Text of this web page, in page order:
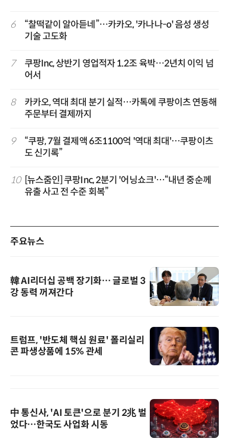
6
“찰떡같이 알아듣네”…카카오, '카나나-o' 음성 생성
기술 고도화
7
쿠팡Inc, 상반기 영업적자 1.2조 육박…2년치 이익 넘
어서
8
카카오, 역대 최대 분기 실적…카톡에 쿠팡이츠 연동해
주문부터 결제까지
9
“쿠팡, 7월 결제액 6조1100억 '역대 최대'…쿠팡이츠
도 신기록”
10
[뉴스줌인] 쿠팡Inc, 2분기 '어닝쇼크'…“내년 중순께
유출 사고 전 수준 회복”
주요뉴스
韓 AI리더십 공백 장기화… 글로벌 3
강 동력 꺼져간다
트럼프, '반도체 핵심 원료' 폴리실리
콘 파생상품에 15% 관세
中 통신사, 'AI 토큰'으로 분기 2兆 벌
었다…한국도 사업화 시동